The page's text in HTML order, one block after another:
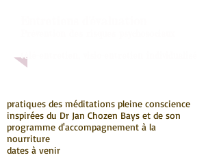
télé-entretien, visio-entretien individualisé
pratiques des méditations pleine conscience
inspirées du Dr Jan Chozen Bays et de son
programme d'accompagnement à la
nourriture
dates à venir